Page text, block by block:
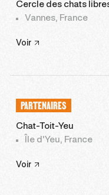
Cercle des chats
Vannes, France
Voir
PARTENAIRES
Chat-Toit-Yeu
Île d'Yeu, France
Voir